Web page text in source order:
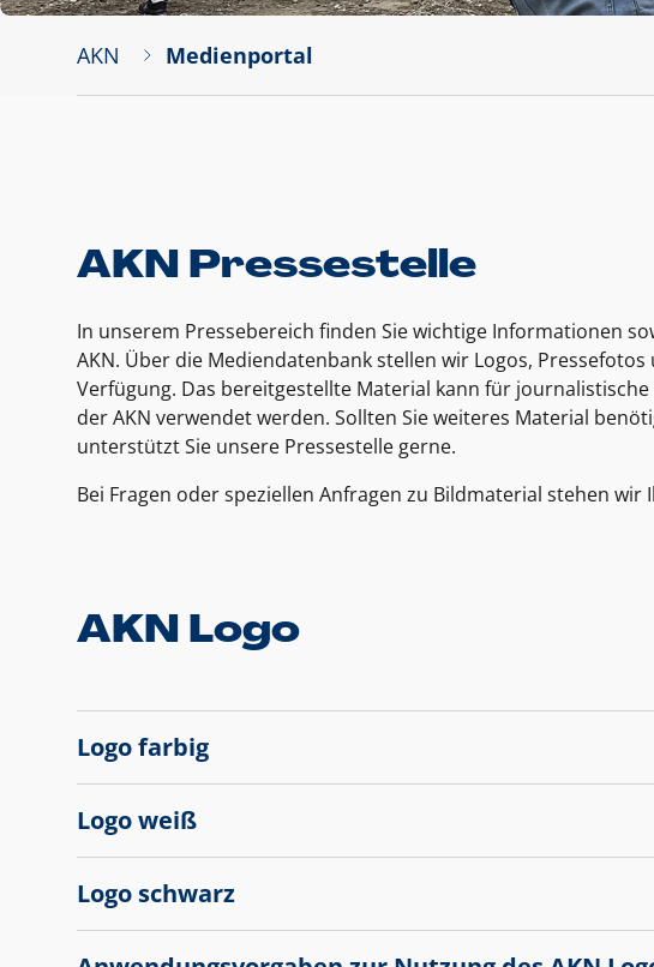
AKN Medienportal
AKN Pressestelle
In unserem Pressebereich finden Sie wichtige Informationen
AKN. Über die Mediendatenbank stellen wir Logos,
Verfügung. Das bereitgestellte Material kann für
der AKN verwendet werden. Sollten Sie weiteres Material
unterstützt Sie unsere Pressestelle gerne.
Bei Fragen oder speziellen Anfragen zu Bildmaterial stehen wir
AKN Logo
Logo farbig
Logo weiß
Logo schwarz